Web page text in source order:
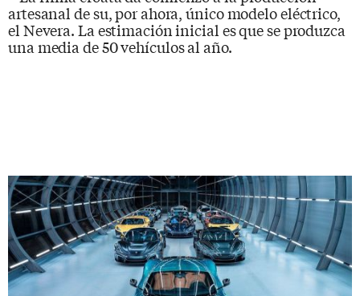
artesanal de su, por ahora, único modelo eléctrico,
el Nevera. La estimación inicial es que se produzca
una media de 50 vehículos al año.